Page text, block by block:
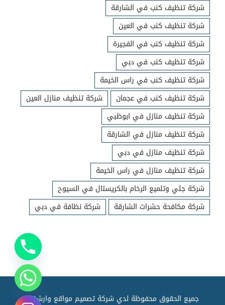
شركة تنظيف كنب في الشارقة
شركة تنظيف كنب في العين
شركة تنظيف كنب في الفجيرة
شركة تنظيف كنب في دبي
شركة تنظيف كنب في راس الخيمة
شركة تنظيف كنب في عجمان
شركة تنظيف منازل العين
شركة تنظيف منازل في ابوظبي
شركة تنظيف منازل في الشارقة
شركة تنظيف منازل في دبي
شركة تنظيف منازل في راس الخيمة
شركة جلي وتلميع الرخام بالكريستال في السيوح
شركة مكافحة حشرات الشارقة
شركة نظافة في دبي
جميع الحقوق محفوظة لدي شركة تصميم مواقع وارشفته